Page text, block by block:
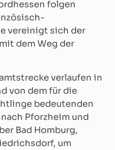
folgen
vereinigt sich der
dem Weg der
verlaufen in
von dem für die
bedeutenden
Pforzheim und
Bad Homburg,
um